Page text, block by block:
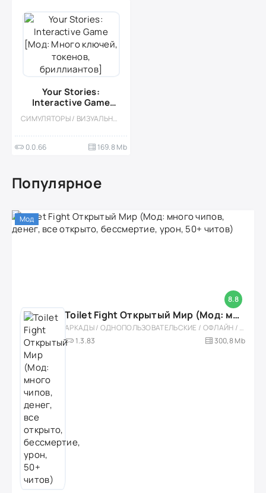
Your Stories:
Interactive Game
[Мод: Много ключей,
токенов,
СИМУЛЯТОРЫ / ВИЗУАЛЬНАЯ НОВЕЛЛА / МОД / РОМАНТИЧЕСКИЕ ЗНАКОМСТВА / ОДНОПОЛЬЗОВАТЕЛЬСКИЕ
0.0.66 169.8 Mb
Популярное
8.8
Мод
Toilet Fight Открытый Мир (Мод: много чипов, денег, все открыто, бессмертие, урон, 50+ читов)
АРКАДЫ / ОДНОПОЛЬЗОВАТЕЛЬСКИЕ / ОФЛАЙН / МОД / РОЛЕВЫЕ / ШУТЕРЫ / ОТКРЫТЫЙ МИР / ВСТРОЕННЫЙ КЕШ / 3D / ЭКШЕНЫ / ТУАЛЕТНЫЕ ВОЙНЫ / ДЛЯ ДЕТЕЙ
1.3.83
300,8 Mb